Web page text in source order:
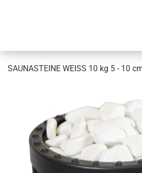
SAUNASTEINE WEISS 10 kg 5 - 10